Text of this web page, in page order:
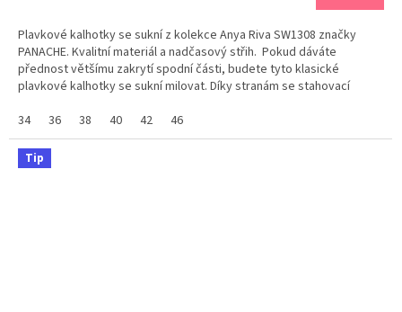
Plavkové kalhotky se sukní z kolekce Anya Riva SW1308 značky
PANACHE. Kvalitní materiál a nadčasový střih. Pokud dáváte
přednost většímu zakrytí spodní části, budete tyto klasické
plavkové kalhotky se sukní milovat. Díky stranám se stahovací
34
36 38 40 42 46
Tip